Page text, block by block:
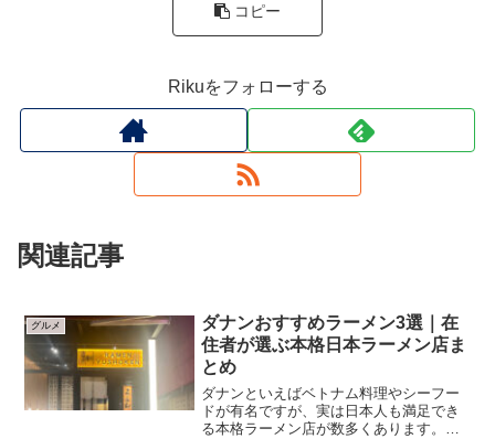
コピー
Rikuをフォローする
関連記事
グルメ
ダナンおすすめラーメン3選｜在
住者が選ぶ本格日本ラーメン店ま
とめ
ダナンといえばベトナム料理やシーフー
ドが有名ですが、実は日本人も満足でき
る本格ラーメン店が数多くあります。旅